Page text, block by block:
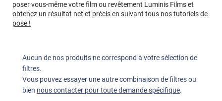
poser vous-même votre film ou revêtement Luminis Films et
obtenez un résultat net et précis en suivant tous nos tutoriels de
pose !
Aucun de nos produits ne correspond à votre sélection de
filtres.
Vous pouvez essayer une autre combinaison de filtres ou
bien nous contacter pour toute demande spécifique.